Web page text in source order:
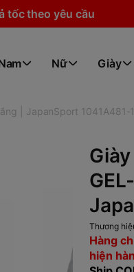
tốc theo yêu cầu
Nữ Giày
| JapanSport 1041A481-
Thương
Hàng
hiện